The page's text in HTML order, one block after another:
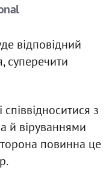
відповідний
суперечити
з
й віруваннями
повинна це